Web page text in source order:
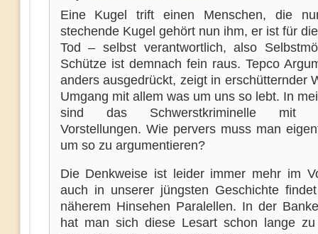
Eine Kugel trift einen Menschen, die
stechende Kugel gehört nun ihm, er ist für
Tod – selbst verantwortlich, also
Schütze ist demnach fein raus. Tepco
anders ausgedrückt, zeigt in erschütternder
Umgang mit allem was um uns so lebt. In
sind das Schwerstkriminelle mit
Vorstellungen. Wie pervers muss man
um so zu argumentieren?
Die Denkweise ist leider immer mehr im
auch in unserer jüngsten Geschichte
näherem Hinsehen Paralellen. In der
hat man sich diese Lesart schon lange zu